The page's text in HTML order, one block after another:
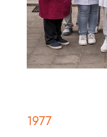
1977